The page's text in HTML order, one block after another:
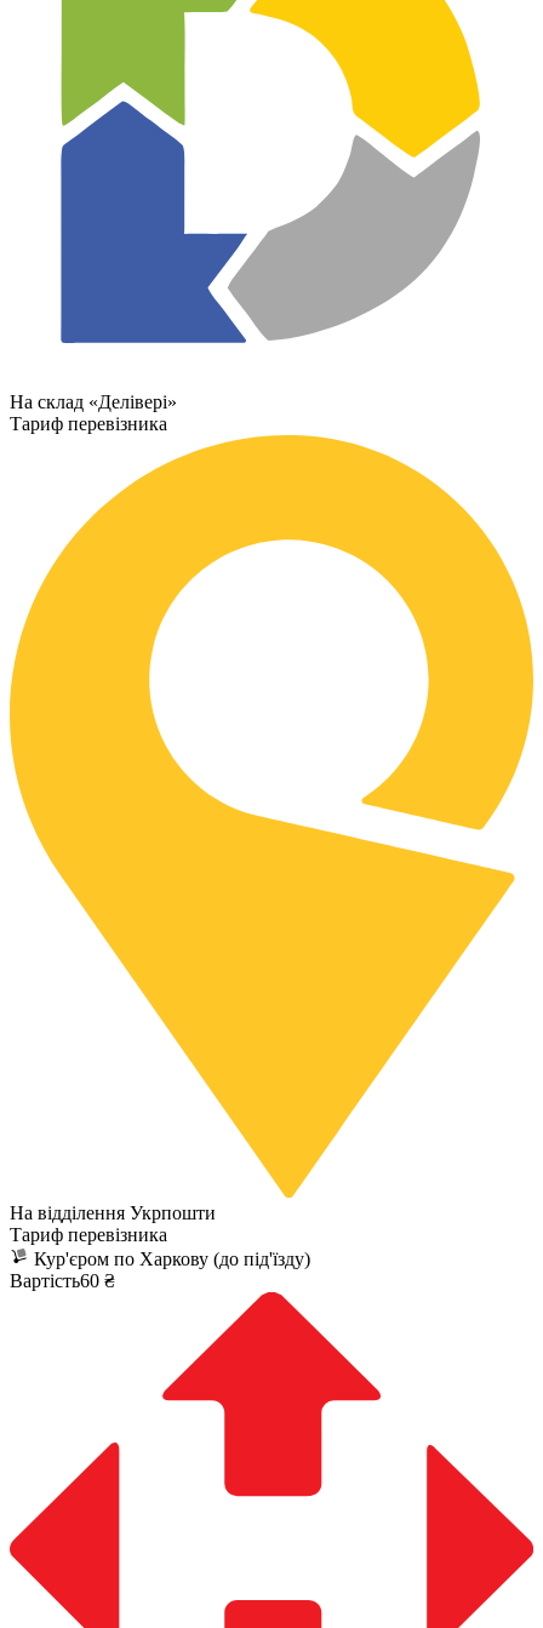
На склад «Делівері»
Тариф перевізника
На відділення Укрпошти
Тариф перевізника
Кур'єром по Харкову (до під'їзду)
Вартість60 ₴